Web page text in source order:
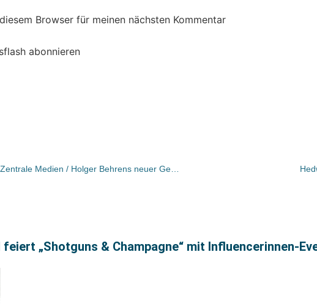
Browser für meinen nächsten Kommentar
abonnieren
„Shotguns & Champagne“ mit Influencerinnen-